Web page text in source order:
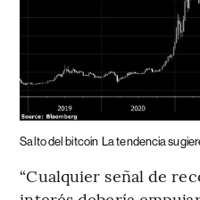
Salto del bitcoin La tendencia
“Cualquier señal de